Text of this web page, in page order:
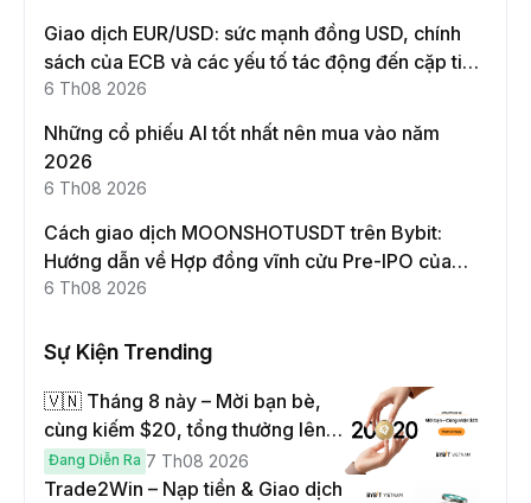
Giao dịch EUR/USD: sức mạnh đồng USD, chính
sách của ECB và các yếu tố tác động đến cặp tiền
này
6 Th08 2026
Những cổ phiếu AI tốt nhất nên mua vào năm
2026
6 Th08 2026
Cách giao dịch MOONSHOTUSDT trên Bybit:
Hướng dẫn về Hợp đồng vĩnh cửu Pre-IPO của
Moonshot AI
6 Th08 2026
Sự Kiện Trending
🇻🇳 Tháng 8 này – Mời bạn bè,
cùng kiếm $20, tổng thưởng lên
đến $1,000
Đang Diễn Ra 7 Th08 2026
Trade2Win – Nạp tiền & Giao dịch